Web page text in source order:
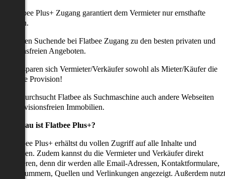
Flatbee Plus+ Zugang garantiert dem Vermieter nur ernsthafte
erhalten Suchende bei Flatbee Zugang zu den besten privaten und
Angeboten.
uns sparen sich Vermieter/Verkäufer sowohl als Mieter/Käufer die
Provision!
durchsucht Flatbee als Suchmaschine auch andere Webseiten
provisionsfreien Immobilien.
genau ist Flatbee Plus+?
Flatbee Plus+ erhältst du vollen Zugriff auf alle Inhalte und
Zudem kannst du die Vermieter und Verkäufer direkt
denn dir werden alle Email-Adressen, Kontaktformulare,
Quellen und Verlinkungen angezeigt. Außerdem nutzt